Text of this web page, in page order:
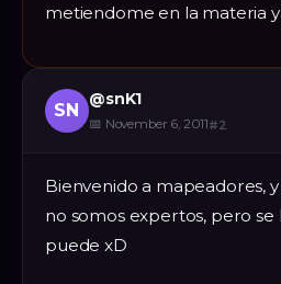
metiendome en la materia
SN
@snK1
📅 November 6, 2011#2
Bienvenido a mapeadores,
no somos expertos, pero se
puede xD